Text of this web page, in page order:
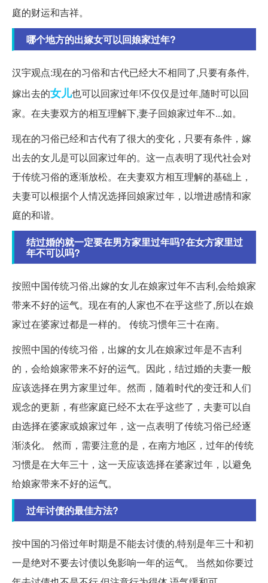
庭的财运和吉祥。
哪个地方的出嫁女可以回娘家过年?
汉宇观点:现在的习俗和古代已经大不相同了,只要有条件,
嫁出去的女儿也可以回家过年!不仅仅是过年,随时可以回
家。在夫妻双方的相互理解下,妻子回娘家过年不...如。
现在的习俗已经和古代有了很大的变化，只要有条件，嫁
出去的女儿是可以回家过年的。这一点表明了现代社会对
于传统习俗的逐渐放松。在夫妻双方相互理解的基础上，
夫妻可以根据个人情况选择回娘家过年，以增进感情和家
庭的和谐。
结过婚的就一定要在男方家里过年吗?在女方家里过
年不可以吗?
按照中国传统习俗,出嫁的女儿在娘家过年不吉利,会给娘家
带来不好的运气。现在有的人家也不在乎这些了,所以在娘
家过在婆家过都是一样的。 传统习惯年三十在南。
按照中国的传统习俗，出嫁的女儿在娘家过年是不吉利
的，会给娘家带来不好的运气。因此，结过婚的夫妻一般
应该选择在男方家里过年。然而，随着时代的变迁和人们
观念的更新，有些家庭已经不太在乎这些了，夫妻可以自
由选择在婆家或娘家过年，这一点表明了传统习俗已经逐
渐淡化。 然而，需要注意的是，在南方地区，过年的传统
习惯是在大年三十，这一天应该选择在婆家过年，以避免
给娘家带来不好的运气。
过年讨债的最佳方法?
按中国的习俗过年时期是不能去讨债的,特别是年三十和初
一是绝对不要去讨债以免影响一年的运气。 当然如你要过